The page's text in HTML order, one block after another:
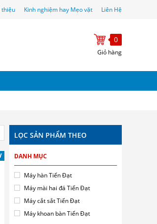
thiệu Kinh nghiệm hay Mẹo vặt Liên Hệ
0
Giỏ hàng
LỌC SẢN PHẨM THEO
DANH MỤC
Máy hàn Tiến Đạt
Máy mài hai đá Tiến Đạt
Máy cắt sắt Tiến Đạt
Máy khoan bàn Tiến Đạt